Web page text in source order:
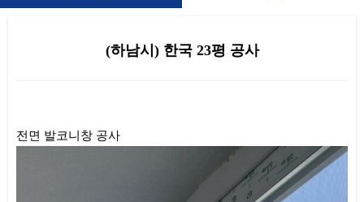
(하남시) 한국 23평 공사
전면 발코니창 공사